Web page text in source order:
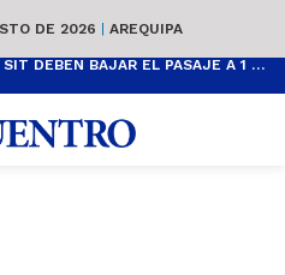
DE 2026 | AREQUIPA
AREQUIPA: SEIS EMPRESAS DEL SIT DEBEN BAJAR EL PASAJE A 1 SOL